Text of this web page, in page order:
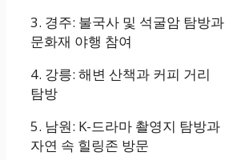
3. 경주: 불국사 및 석굴암 탐방과
문화재 야행 참여
4. 강릉: 해변 산책과 커피 거리
탐방
5. 남원: K-드라마 촬영지 탐방과
자연 속 힐링존 방문